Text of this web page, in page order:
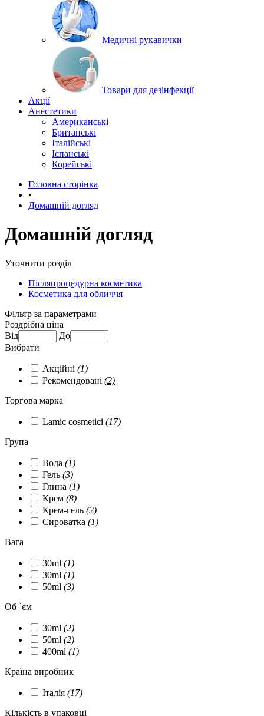
Медичні рукавички
Товари для дезінфекції
Акції
Анестетики
Американські
Британські
Італійські
Іспанські
Корейські
Головна сторінка
•
Домашній догляд
Домашній догляд
Уточнити розділ
Післяпроцедурна косметика
Косметика для обличчя
Фільтр за параметрами
Роздрібна ціна
Від
До
Вибрати
Акційні (1)
Рекомендовані (2)
Торгова марка
Lamic cosmetici (17)
Група
Вода (1)
Гель (3)
Глина (1)
Крем (8)
Крем-гель (2)
Сироватка (1)
Вага
30ml (1)
30ml (1)
50ml (3)
Об `єм
30ml (2)
50ml (2)
400ml (1)
Країна виробник
Італія (17)
Кількість в упаковці